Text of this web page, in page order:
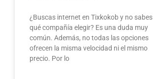
¿Buscas internet en Tixkokob y no sabes
qué compañía elegir? Es una duda muy
común. Además, no todas las opciones
ofrecen la misma velocidad ni el mismo
precio. Por lo